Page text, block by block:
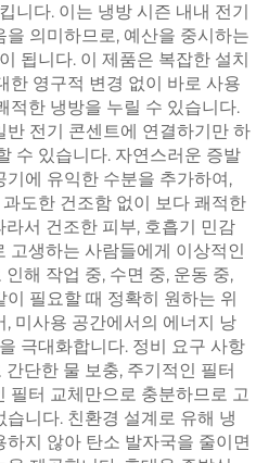
니다. 이는 냉방 시즌 내내 전기
의미하므로, 예산을 중시하는
됩니다. 이 제품은 복잡한 설치
한 영구적 변경 없이 바로 사용
적한 냉방을 누릴 수 있습니다.
반 전기 콘센트에 연결하기만 하
수 있습니다. 자연스러운 증발
에 유익한 수분을 추가하여,
도한 건조함 없이 보다 쾌적한
서 건조한 피부, 호흡기 민감
고생하는 사람들에게 이상적인
해 작업 중, 수면 중, 운동 중,
필요할 때 정확히 원하는 위
미사용 공간에서의 에너지 낭
극대화합니다. 정비 요구 사항
단한 물 보충, 주기적인 필터
필터 교체만으로 충분하므로 고
니다. 친환경 설계로 유해 냉
지 않아 탄소 발자국을 줄이면